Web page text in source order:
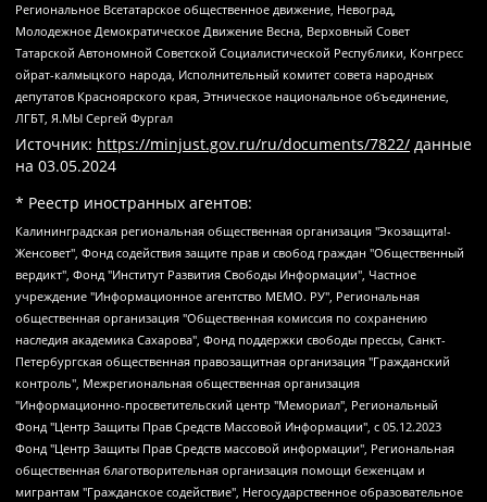
Региональное Всетатарское общественное движение, Невоград,
Молодежное Демократическое Движение Весна, Верховный Совет
Татарской Автономной Советской Социалистической Республики, Конгресс
ойрат-калмыцкого народа, Исполнительный комитет совета народных
депутатов Красноярского края, Этническое национальное объединение,
ЛГБТ, Я.МЫ Сергей Фургал
Источник: https://minjust.gov.ru/ru/documents/7822/ данные
на 03.05.2024
* Реестр иностранных агентов:
Калининградская региональная общественная организация "Экозащита!-Женсовет", Фонд содействия защите прав и свобод граждан "Общественный вердикт", Фонд "Институт Развития Свободы Информации", Частное учреждение "Информационное агентство МЕМО. РУ", Региональная общественная организация "Общественная комиссия по сохранению наследия академика Сахарова", Фонд поддержки свободы прессы, Санкт-Петербургская общественная правозащитная организация "Гражданский контроль", Межрегиональная общественная организация "Информационно-просветительский центр "Мемориал", Региональный Фонд "Центр Защиты Прав Средств Массовой Информации", с 05.12.2023 Фонд "Центр Защиты Прав Средств массовой информации", Региональная общественная благотворительная организация помощи беженцам и мигрантам "Гражданское содействие", Негосударственное образовательное учреждение дополнительного профессионального образования (повышение квалификации) специалистов "АКАДЕМИЯ ПО ПРАВАМ ЧЕЛОВЕКА", Свердловская региональная общественная организация "Сутяжник", Автономная некоммерческая организация "Центр независимых социологических исследований", Союз общественных объединений "Российский исследовательский центр по правам человека", Региональное общественное учреждение научно-информационный центр "МЕМОРИАЛ", Некоммерческая организация "Фонд защиты гласности", Автономная некоммерческая организация "Институт прав человека", Городская общественная организация "Екатеринбургское общество "МЕМОРИАЛ", Городская общественная организация "Рязанское историко-просветительское и правозащитное общество "Мемориал" (Рязанский Мемориал), Челябинский региональный орган общественной самодеятельности – женское общественное объединение "Женщины Евразии", Челябинский региональный орган общественной самодеятельности "Уральская правозащитная группа", Фонд содействия защите здоровья и социальной справедливости имени Андрея Рылькова, Автономная Некоммерческая Организация "Аналитический Центр Юрия Левады", Автономная некоммерческая организация социальной поддержки населения "Проект Апрель", Региональная общественная организация помощи женщинам и детям, находящимся в кризисной ситуации "Информационно-методический центр "Анна", Фонд содействия развитию массовых коммуникаций и правовому просвещению "Так-так-Так", Фонд содействия устойчивому развитию "Серебряная тайга", Свердловский региональный общественный фонд социальных проектов "Новое время", "Idel.Реалии", Кавказ.Реалии, Крым.Реалии, Телеканал Настоящее Время, Татаро-башкирская служба Радио Свобода (Azatliq Radiosi), Радио Свободная Европа/Радио Свобода (PCE/PC), "Сибирь.Реалии", "Фактограф", Благотворительный фонд помощи осужденным и их семьям, Автономная некоммерческая организация "Институт глобализации и социальных движений", Фонд "В защиту прав заключенных", Частное учреждение "Центр поддержки и содействия развитию средств массовой информации", Пензенский региональный общественный благотворительный фонд "Гражданский союз", "Север.Реалии", Некоммерческая организация Фонд "Правовая инициатива", Общество с ограниченной ответственностью "Радио Свободная Европа/Радио Свобода", Чешское информационное агентство "MEDIUM-ORIENT", Красноярская региональная общественная организация "Мы против СПИДа", Камалягин Денис Николаевич, Маркелов Сергей Евгеньевич, Пономарев Лев Александрович, Савицкая Людмила Алексеевна, Автономная некоммерческая организация "Центр по работе с проблемой насилия "НАСИЛИЮ.НЕТ", Межрегиональный профессиональный союз работников здравоохранения "Альянс врачей", Юридическое лицо, зарегистрированное в Латвийской Республике, SIA "Medusa Project" (регистрационный номер 40103797863, дата регистрации 10.06.2014), Некоммерческая организация "Фонд по борьбе с коррупцией", Автономная некоммерческая организация "Институт права и публичной политики", Баданин Роман Сергеевич, Гликин Максим Александрович, Железнова Мария Михайловна, Лукьянова Юлия Сергеевна, Маетная Елизавета Витальевна, Маняхин Петр Борисович, Чуракова Ольга Владимировна, Ярош Юлия Петровна, Юридическое лицо "The Insider SIA", зарегистрированное в Риге, Латвийская Республика (дата регистрации 26.06.2015), являющееся администратором доменного имени интернет-издания "The Insider SIA", https://theins.ru, Постернак Алексей Евгеньевич, Рубин Михаил Аркадьевич, Анин Роман Александрович, Юридическое лицо Istories fonds, зарегистрированное в Латвийской Республике (регистрационный номер 50008295751, дата регистрации 24.02.2020), Великовский Дмитрий Александрович, Долинина Ирина Николаевна, Мароховская Алеся Алексеевна, Шлейнов Роман Юрьевич, Шмагун Олеся Валентиновна, Общество с ограниченной ответственностью "Альтаир 2021", Общество с ограниченной ответственностью "Вега 2021", Общество с ограниченной ответственностью "Главный редактор 2021", Общество с ограниченной ответственностью "Ромашки монолит", Важенков Артем Валерьевич, Ивановская областная общественная организация "Центр гендерных исследований", Гурман Юрий Альбертович, Медиапроект "ОВД-Инфо", Егоров Владимир Владимирович, Жилинский Владимир Александрович, Общество с ограниченной ответственностью "ЗП", Иванова София Юрьевна, Карезина Инна Павловна, Кильтау Екатерина Викторовна, Петров Алексей Викторович, Пискунов Сергей Евгеньевич, Смирнов Сергей Сергеевич, Тихонов Михаил Сергеевич, Общество с ограниченной ответственностью "ЖУРНАЛИСТ-ИНОСТРАННЫЙ АГЕНТ", Арапова Галина Юрьевна, Вольтская Татьяна Анатольевна, Американская компания "Mason G.E.S. Anonymous Foundation" (США), являющаяся владельцем интернет-издания https://mnews.world/, Компания "Stichting Bellingcat", зарегистрированная в Нидерландах (дата регистрации 11.07.2018), Захаров Андрей Вячеславович, Клепиковская Екатерина Дмитриевна, Общество с ограниченной ответственностью "МЕМО", Перл Роман Александрович, Симонов Евгений Алексеевич, Соловьева Елена Анатольевна, Сотников Даниил Владимирович, Сурначева Елизавета Дмитриевна, Автономная некоммерческая организация по защите прав человека и информированию населения "Якутия – Наше Мнение", Общество с ограниченной ответственностью "Москоу диджитал медиа", с 26.01.2023 Общество с ограниченной ответственностью "Чайка Белые сады", Ветошкина Валерия Валерьевна, Заговора Максим Александрович, Межрегиональное общественное движение "Российская ЛГБТ - сеть", Оленичев Максим Владимирович, Павлов Иван Юрьевич, Скворцова Елена Сергеевна, Общество с ограниченной ответственностью "Как бы инагент", Кочетков Игорь Викторович, Общество с ограниченной ответственностью "Честные выборы", Еланчик Олег Александрович, Общество с ограниченной ответственностью "Нобелевский призыв", Гималова Регина Эмилевна, Григорьев Андрей Валерьевич, Григорьева Алина Александровна, Ассоциация по содействию защите прав призывников, альтернативнослужащих и военнослужащих "Правозащитная группа "Гражданин.Армия.Право", Хисамова Регина Фаритовна, Автономная некоммерческая организация по реализации социально-правовых программ "Лилит", Дальневосточное общественное движение "Маяк", Санкт-Петербургская ЛГБТ-инициативная группа "Выход", Инициативная группа ЛГБТ+ "Реверс", Алексеев Андрей Викторович, Бекбулатова Таисия Львовна, Беляев Иван Михайлович, Владыкина Елена Сергеевна, Гельман Марат Александрович, Никульшина Вероника Юрьевна, Толоконникова Надежда Андреевна, Шендерович Виктор Анатольевич, Общество с ограниченной ответственностью "Данное сообщение", Общество с ограниченной ответственностью Издательский дом "Новая глава", Айнбиндер Александра Александровна, Московский комьюнити-центр для ЛГБТ+инициатив, Благотворительный фонд развития филантропии, Deutsche Welle (Германия, Kurt-Schumacher-Strasse 3, 53113 Bonn), Борзунова Мария Михайловна, Воробьев Виктор Викторович, Голубева Анна Львовна, Константинова Алла Михайловна, Малкова Ирина Владимировна, Мурадов Мурад Абдулгалимович, Осетинская Елизавета Николаевна, Понасенков Евгений Николаевич, Ганапольский Матвей Юрьевич, Киселев Евгений Алексеевич, Борухович Ирина Григорьевна, Дремин Иван Тимофеевич, Дубровский Дмитрий Викторович, Красноярская региональная общественная организация поддержки и развития альтернативных образовательных технологий и межкультурных коммуникаций "ИНТЕРРА", Маяковская Екатерина Алексеевна, Фейгин Марк Захарович, Филимонов Андрей Викторович, Дзугкоева Регина Николаевна, Доброхотов Роман Александрович, Дудь Юрий Александрович, Елкин Сергей Владимирович, Кругликов Кирилл Игоревич, Сабунаева Мария Леонидовна, Семенов Алексей Владимирович, Шаинян Карен Багратович, Шульман Екатерина Михайловна, Асафьев Артур Валерьевич, Вахштайн Виктор Семенович, Венедиктов Алексей Алексеевич, Лушникова Екатерина Евгеньевна, Волков Леонид Михайлович, Невзоров Александр Глебович, Пархоменко Сергей Борисович, Сироткин Ярослав Николаевич, Кара-Мурза Владимир Владимирович, Баранова Наталья Владимировна, Гозман Леонид Яковлевич, Кагарлицкий Борис Юльевич, Климарев Михаил Валерьевич, Милов Владимир Станиславович, Автономная некоммерческая организация Краснодарский центр современного искусства "Типография", Моргенштерн Алишер Тагирович, Соболь Любовь Эдуардовна, Общество с ограниченной ответственностью "ЛИЗА НОРМ", Каспаров Гарри Кимович, Ходорковский Михаил Борисович, Общество с ограниченной ответственностью "Апрельские тезисы", Данилович Ирина Брониславовна, Кашин Олег Владимирович, Петров Николай Владимирович, Пивоваров Алексей Владимирович, Соколов Михаил Владимирович, Цветкова Юлия Владимировна, Чичваркин Евгений Александрович, Комитет против пыток/Команда против пыток, Общество с ограниченной ответственностью "Первый научный", Общество с ограниченной ответственностью "Вертолет и ко", Белоцерковская Вероника Борисовна, Кац Максим Евгеньевич, Лазарева Татьяна Юрьевна, Шаведдинов Руслан Табризович, Яшин Илья Валерьевич, Общество с ограниченной ответственностью "Иноагент ААВ", Алешковский Дмитрий Петрович, Альбац Евгения Марковна, Быков Дмитрий Львович, Галямина Юлия Евгеньевна, Лойко Сергей Леонидович, Мартынов Кирилл Константинович, Медведев Сергей Александрович, Крашенинников Федор Геннадиевич, Гордеева Катерина Вл